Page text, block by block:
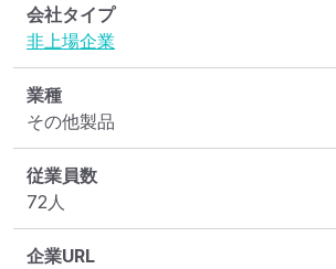
会社タイプ
非上場企業
業種
その他製品
従業員数
72人
企業URL